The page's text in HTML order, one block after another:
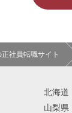
社員転職サイト
北海道
山梨県